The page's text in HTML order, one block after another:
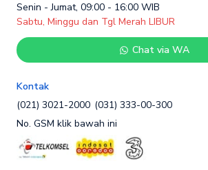
Senin - Jumat, 09:00 - 16:00 WIB
Sabtu, Minggu dan Tgl Merah LIBUR
Chat via WA
Kontak
(021) 3021-2000 (031) 333-00-300
No. GSM klik bawah ini